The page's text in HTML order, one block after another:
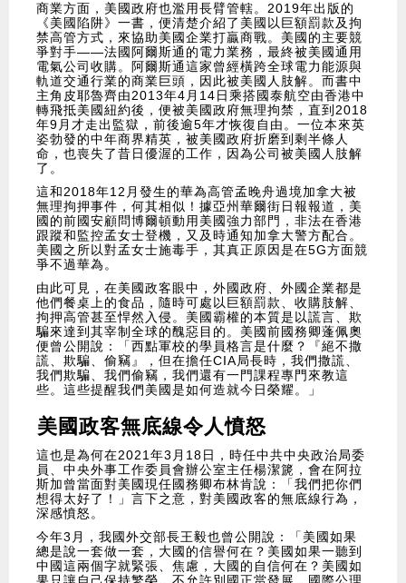
商業方面，美國政府也濫用長臂管轄。2019年出版的
《美國陷阱》一書，便清楚介紹了美國以巨額罰款及拘
禁高管方式，來協助美國企業打贏商戰。美國的主要競
爭對手——法國阿爾斯通的電力業務，最終被美國通用
電氣公司收購。阿爾斯通這家曾經橫跨全球電力能源與
軌道交通行業的商業巨頭，因此被美國人肢解。而書中
主角皮耶魯齊由2013年4月14日乘搭國泰航空由香港中
轉飛抵美國紐約後，便被美國政府無理拘禁，直到2018
年9月才走出監獄，前後逾5年才恢復自由。一位本來英
姿勃發的中年商界精英，被美國政府折磨到剩半條人
命，也喪失了昔日優渥的工作，因為公司被美國人肢解
了。
這和2018年12月發生的華為高管孟晚舟過境加拿大被
無理拘押事件，何其相似！據亞州華爾街日報報道，美
國的前國安顧問博爾頓動用美國強力部門，非法在香港
跟蹤和監控孟女士登機，又及時通知加拿大警方配合。
美國之所以對孟女士施毒手，其真正原因是在5G方面競
爭不過華為。
由此可見，在美國政客眼中，外國政府、外國企業都是
他們餐桌上的食品，隨時可處以巨額罰款、收購肢解、
拘押高管甚至悍然入侵。美國霸權的本質是以謊言、欺
騙來達到其宰制全球的醜惡目的。美國前國務卿蓬佩奧
便曾公開說：「西點軍校的學員格言是什麼？『絕不撒
謊、欺騙、偷竊』，但在擔任CIA局長時，我們撒謊、
我們欺騙、我們偷竊，我們還有一門課程專門來教這
些。這些提醒我們美國是如何造就今日榮耀。」
美國政客無底線令人憤怒
這也是為何在2021年3月18日，時任中共中央政治局委
員、中央外事工作委員會辦公室主任楊潔篪，會在阿拉
斯加曾當面對美國現任國務卿布林肯說：「我們把你們
想得太好了！」言下之意，對美國政客的無底線行為，
深感憤怒。
今年3月，我國外交部長王毅也曾公開說：「美國如果
總是說一套做一套，大國的信譽何在？美國如果一聽到
中國這兩個字就緊張、焦慮，大國的自信何在？美國如